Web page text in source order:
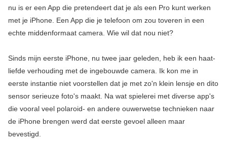
nu is er een App die pretendeert dat je als een Pro kunt werken
met je iPhone. Een App die je telefoon om zou toveren in een
echte middenformaat camera. Wie wil dat nou niet?
Sinds mijn eerste iPhone, nu twee jaar geleden, heb ik een haat-
liefde verhouding met de ingebouwde camera. Ik kon me in
eerste instantie niet voorstellen dat je met zo'n klein lensje en dito
sensor serieuze foto's maakt. Na wat spielerei met diverse app's
die vooral veel polaroid- en andere ouwerwetse technieken naar
de iPhone brengen werd dat eerste gevoel alleen maar
bevestigd.